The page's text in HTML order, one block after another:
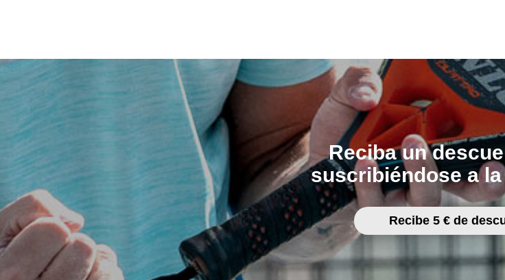
Reciba un
suscribiéndose a
Recibe 5 € de